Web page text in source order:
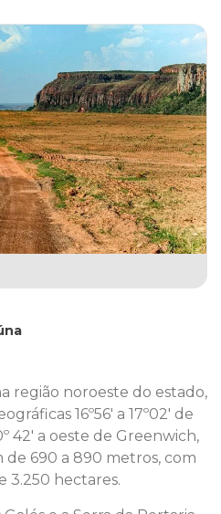
região noroeste do estado,
16º56' a 17º02' de
42' a oeste de Greenwich,
690 a 890 metros, com
3.250 hectares.